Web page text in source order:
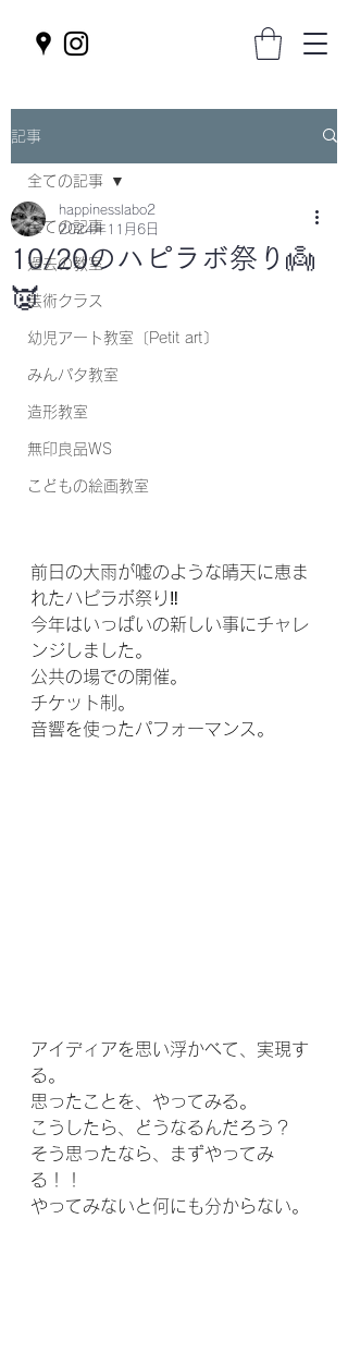
記事
全ての記事
過去の教室
芸術クラス
幼児アート教室〔Petit art〕
みんパタ教室
造形教室
無印良品WS
こどもの絵画教室
全ての記事
10/20のハピラボ祭り👼
👿
happinesslabo2
2024年11月6日
前日の大雨が嘘のような晴天に恵ま
れたハピラボ祭り‼️
今年はいっぱいの新しい事にチャレ
ンジしました。
公共の場での開催。
チケット制。
音響を使ったパフォーマンス。
アイディアを思い浮かべて、実現す
る。
思ったことを、やってみる。
こうしたら、どうなるんだろう？
そう思ったなら、まずやってみ
る！！
やってみないと何にも分からない。